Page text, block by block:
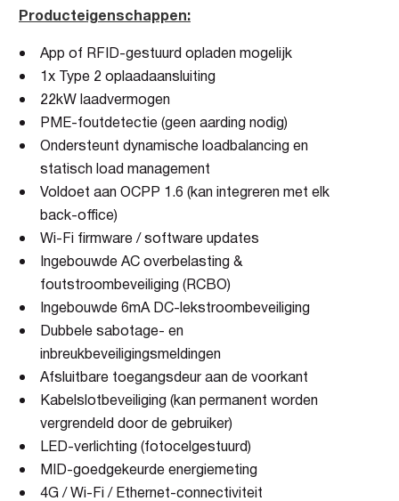
Producteigenschappen:
App of RFID-gestuurd opladen mogelijk
1x Type 2 oplaadaansluiting
22kW laadvermogen
PME-foutdetectie (geen aarding nodig)
Ondersteunt dynamische loadbalancing en
statisch load management
Voldoet aan OCPP 1.6 (kan integreren met elk
back-office)
Wi-Fi firmware / software updates
Ingebouwde AC overbelasting &
foutstroombeveiliging (RCBO)
Ingebouwde 6mA DC-lekstroombeveiliging
Dubbele sabotage- en
inbreukbeveiligingsmeldingen
Afsluitbare toegangsdeur aan de voorkant
Kabelslotbeveiliging (kan permanent worden
vergrendeld door de gebruiker)
LED-verlichting (fotocelgestuurd)
MID-goedgekeurde energiemeting
4G / Wi-Fi / Ethernet-connectiviteit